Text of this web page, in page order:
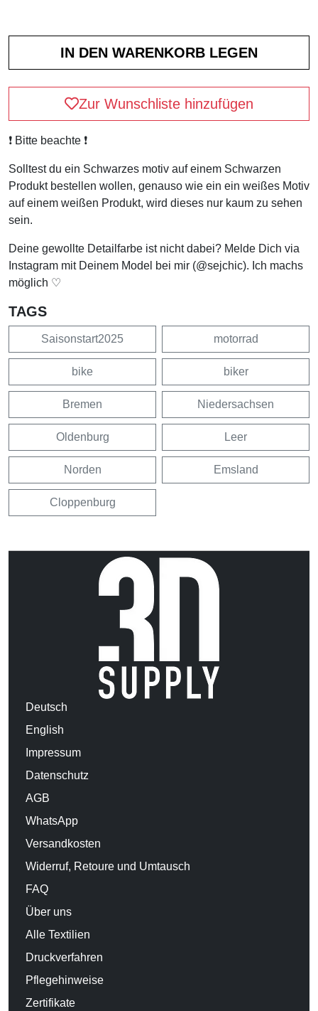
Zur Wunschliste hinzufügen
❗️ Bitte beachte ❗️
Solltest du ein Schwarzes motiv auf einem Schwarzen
Produkt bestellen wollen, genauso wie ein ein weißes Motiv
auf einem weißen Produkt, wird dieses nur kaum zu sehen
sein.
Deine gewollte Detailfarbe ist nicht dabei? Melde Dich via
Instagram mit Deinem Model bei mir (@sejchic). Ich machs
möglich ♡
TAGS
Saisonstart2025 motorrad
bike biker
Bremen Niedersachsen
Oldenburg Leer
Norden Emsland
Cloppenburg
Deutsch
English
Impressum
Datenschutz
AGB
WhatsApp
Versandkosten
Widerruf, Retoure und Umtausch
FAQ
Über uns
Alle Textilien
Druckverfahren
Pflegehinweise
Zertifikate